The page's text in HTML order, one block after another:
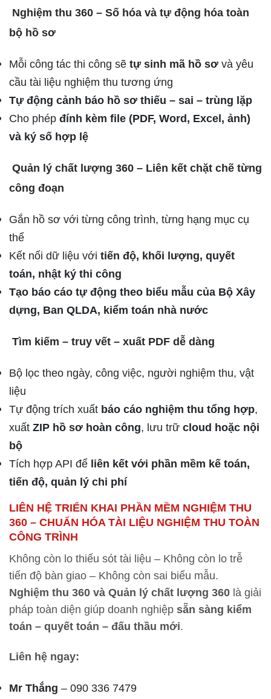
Nghiệm thu 360 – Số hóa và tự động hóa toàn
bộ hồ sơ
Mỗi công tác thi công sẽ tự sinh mã hồ sơ và yêu
cầu tài liệu nghiệm thu tương ứng
Tự động cảnh báo hồ sơ thiếu – sai – trùng lặp
Cho phép đính kèm file (PDF, Word, Excel, ảnh)
và ký số hợp lệ
Quản lý chất lượng 360 – Liên kết chặt chẽ từng
công đoạn
Gắn hồ sơ với từng công trình, từng hạng mục cụ
thể
Kết nối dữ liệu với tiến độ, khối lượng, quyết
toán, nhật ký thi công
Tạo báo cáo tự động theo biểu mẫu của Bộ Xây
dựng, Ban QLDA, kiểm toán nhà nước
Tìm kiếm – truy vết – xuất PDF dễ dàng
Bộ lọc theo ngày, công việc, người nghiệm thu, vật
liệu
Tự động trích xuất báo cáo nghiệm thu tổng hợp,
xuất ZIP hồ sơ hoàn công, lưu trữ cloud hoặc nội
bộ
Tích hợp API để liên kết với phần mềm kế toán,
tiến độ, quản lý chi phí
LIÊN HỆ TRIỂN KHAI PHẦN MỀM NGHIỆM THU
360 – CHUẨN HÓA TÀI LIỆU NGHIỆM THU TOÀN
CÔNG TRÌNH
Không còn lo thiếu sót tài liệu – Không còn lo trễ
tiến độ bàn giao – Không còn sai biểu mẫu.
Nghiệm thu 360 và Quản lý chất lượng 360 là giải
pháp toàn diện giúp doanh nghiệp sẵn sàng kiểm
toán – quyết toán – đấu thầu mới.
Liên hệ ngay:
Mr Thắng – 090 336 7479